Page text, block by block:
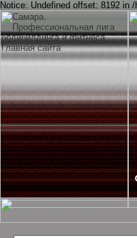
Notice: Undefined offset: 8192 in